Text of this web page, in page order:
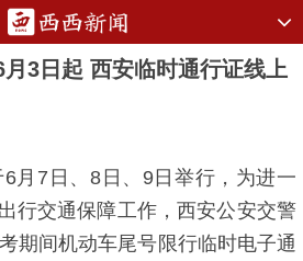
3日起 西安临时通行证线上
月7日、8日、9日举行，为进一
行交通保障工作，西安公安交警
期间机动车尾号限行临时电子通